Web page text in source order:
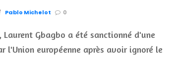
Pablo Michelot 0
Laurent Gbagbo a été sanctionné d'une
l'Union européenne après avoir ignoré le